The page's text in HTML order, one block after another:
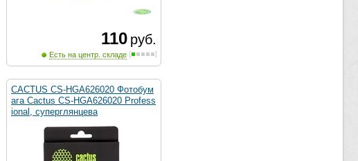
110 руб.
Есть на центр. складе
CACTUS CS-HGA626020 Фотобум
ага Cactus CS-HGA626020 Profess
ional, суперглянцева